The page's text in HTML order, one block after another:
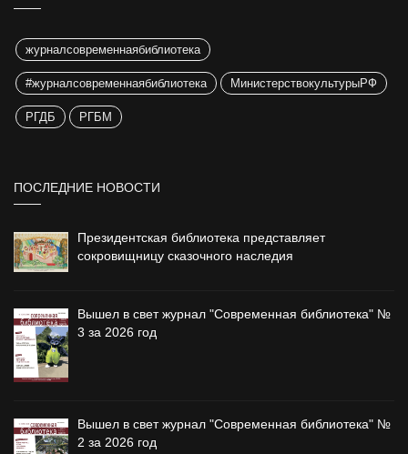
журналсовременнаябиблиотека
#журналсовременнаябиблиотека МинистерствокультурыРФ
РГДБ РГБМ
ПОСЛЕДНИЕ НОВОСТИ
Президентская библиотека представляет
сокровищницу сказочного наследия
Вышел в свет журнал "Современная библиотека" №
3 за 2026 год
Вышел в свет журнал "Современная библиотека" №
2 за 2026 год